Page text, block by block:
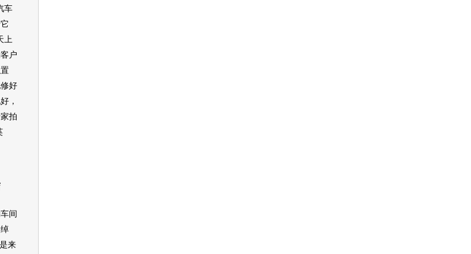
车
上
户
好
，
拍
间
来